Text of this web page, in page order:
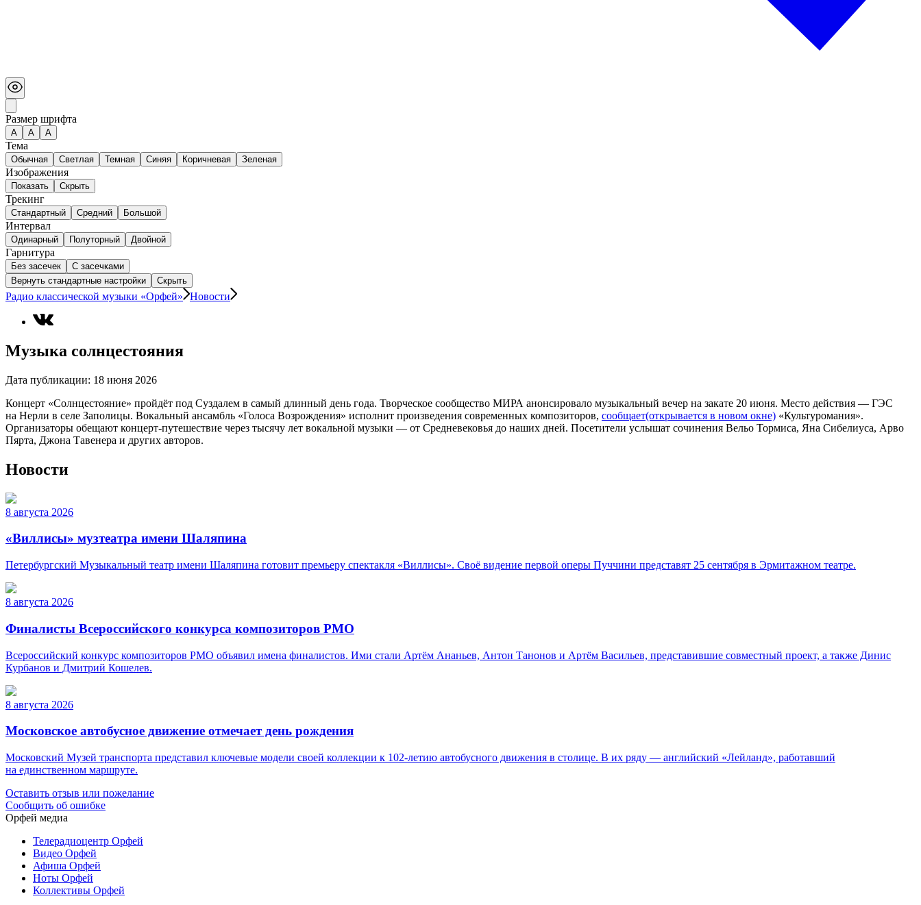
Размер шрифта
А A A
Тема
Обычная Светлая Темная Синяя Коричневая Зеленая
Изображения
Показать Скрыть
Трекинг
Стандартный Средний Большой
Интервал
Одинарный Полуторный Двойной
Гарнитура
Без засечек
С засечками
Вернуть стандартные настройки
Скрыть
Радио классической музыки «Орфей» Новости
Музыка солнцестояния
Дата публикации: 18 июня 2026
Концерт «Солнцестояние» пройдёт под Суздалем в самый длинный день года. Творческое сообщество МИРА анонсировало музыкальный вечер на закате 20 июня. Место действия — ГЭС
на Нерли в селе Заполицы. Вокальный ансамбль «Голоса Возрождения» исполнит произведения современных композиторов, сообщает(открывается в новом окне) «Культуромания».
Организаторы обещают концерт-путешествие через тысячу лет вокальной музыки — от Средневековья до наших дней. Посетители услышат сочинения Вельо Тормиса, Яна Сибелиуса, Арво
Пярта, Джона Тавенера и других авторов.
Новости
8 августа 2026
«Виллисы» музтеатра имени Шаляпина
Петербургский Музыкальный театр имени Шаляпина готовит премьеру спектакля «Виллисы». Своё видение первой оперы Пуччини представят 25 сентября в Эрмитажном театре.
8 августа 2026
Финалисты Всероссийского конкурса композиторов РМО
Всероссийский конкурс композиторов РМО объявил имена финалистов. Ими стали Артём Ананьев, Антон Танонов и Артём Васильев, представившие совместный проект, а также Динис
Курбанов и Дмитрий Кошелев.
8 августа 2026
Московское автобусное движение отмечает день рождения
Московский Музей транспорта представил ключевые модели своей коллекции к 102-летию автобусного движения в столице. В их ряду — английский «Лейланд», работавший
на единственном маршруте.
Оставить отзыв или пожелание
Сообщить об ошибке
Орфей медиа
Телерадиоцентр Орфей
Видео Орфей
Афиша Орфей
Ноты Орфей
Коллективы Орфей